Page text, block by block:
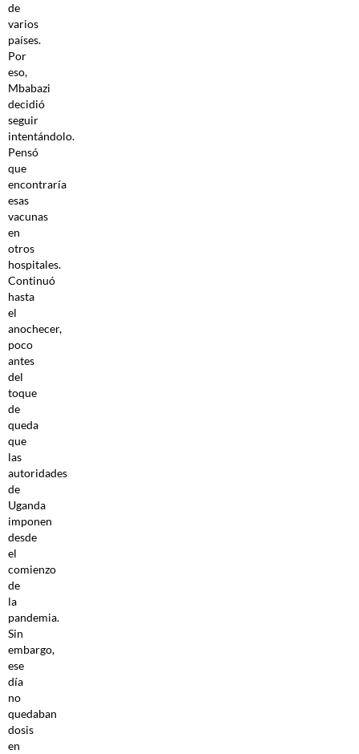
de
varios
países.
Por
eso,
Mbabazi
decidió
seguir
intentándolo.
Pensó
que
encontraría
esas
vacunas
en
otros
hospitales.
Continuó
hasta
el
anochecer,
poco
antes
del
toque
de
queda
que
las
autoridades
de
Uganda
imponen
desde
el
comienzo
de
la
pandemia.
Sin
embargo,
ese
día
no
quedaban
dosis
en